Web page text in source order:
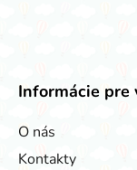
Informácie pre
O nás
Kontakty